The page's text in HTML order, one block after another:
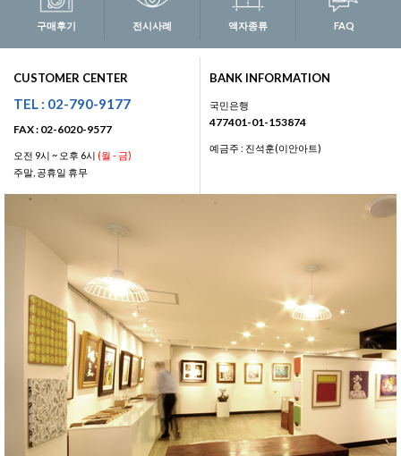
구매후기 전시사례 액자종류 FAQ
CUSTOMER CENTER
TEL : 02-790-9177
FAX : 02-6020-9577
오전 9시 ~ 오후 6시 (월 - 금)
주말, 공휴일 휴무
BANK INFORMATION
국민은행
477401-01-153874
예금주 : 진석훈(이안아트)